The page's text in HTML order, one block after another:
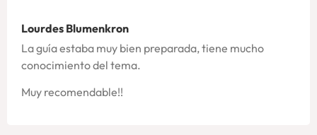
Lourdes Blumenkron
La guía estaba muy bien preparada, tiene mucho
conocimiento del tema.
Muy recomendable!!